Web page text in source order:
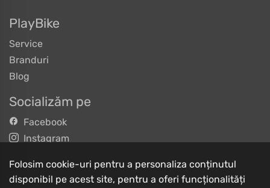
PlayBike
Service
Branduri
Blog
Socializăm pe
Facebook
Instagram
YouTube
Folosim cookie-uri pentru a personaliza conținutul
disponibil pe acest site, pentru a oferi funcționalități